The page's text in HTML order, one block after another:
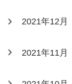
2021年12月
2021年11月